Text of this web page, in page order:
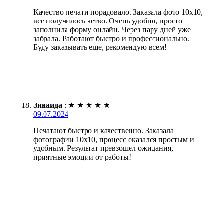
Качество печати порадовало. Заказала фото 10х10,
все получилось четко. Очень удобно, просто
заполнила форму онлайн. Через пару дней уже
забрала. Работают быстро и профессионально.
Буду заказывать еще, рекомендую всем!
Зинаида : ★ ★ ★ ★ ★
09.07.2024
Печатают быстро и качественно. Заказала
фотографии 10х10, процесс оказался простым и
удобным. Результат превзошел ожидания,
приятные эмоции от работы!